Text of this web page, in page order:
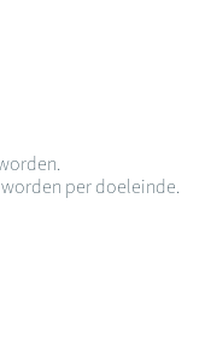
per doeleinde.